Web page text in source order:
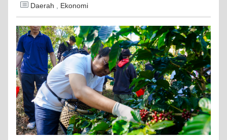
Daerah , Ekonomi